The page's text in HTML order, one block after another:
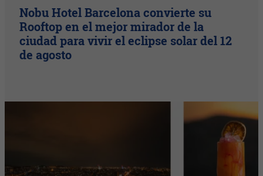
Nobu Hotel Barcelona convierte su
Rooftop en el mejor mirador de la
ciudad para vivir el eclipse solar del 12
de agosto